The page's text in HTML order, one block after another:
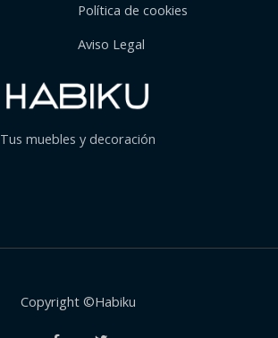
Política de cookies
Aviso Legal
Tus muebles y decoración
Copyright ©Habiku